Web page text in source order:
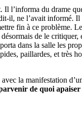
Il l’informa du drame
il, ne l’avait informé.
fin à ce problème.
de le critiquer,
dans la salle les
paillardes, et très
la manifestation
de quoi